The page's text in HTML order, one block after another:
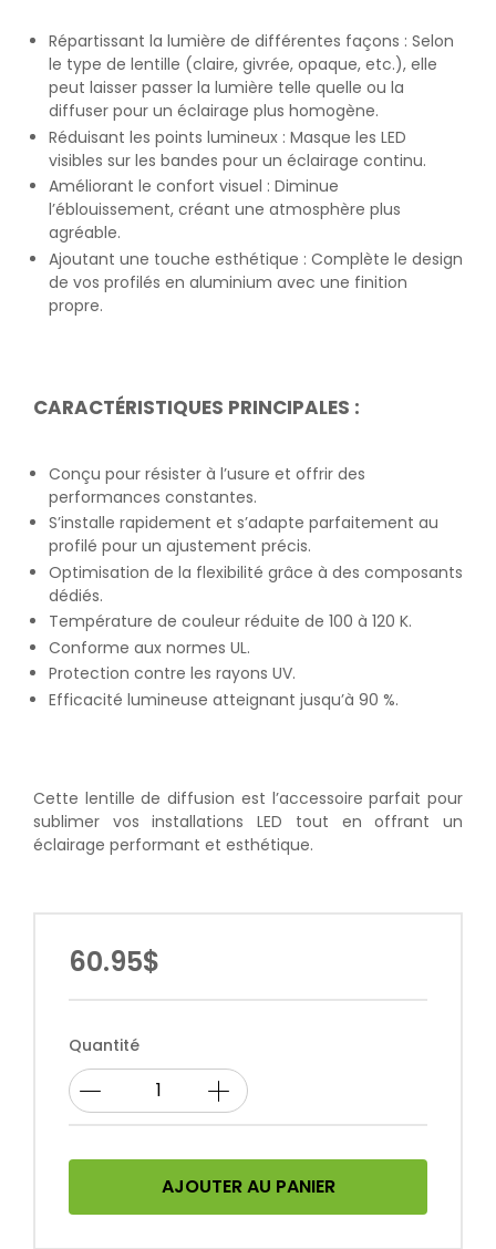
Répartissant la lumière de différentes façons : Selon
le type de lentille (claire, givrée, opaque, etc.), elle
peut laisser passer la lumière telle quelle ou la
diffuser pour un éclairage plus homogène.
Réduisant les points lumineux : Masque les LED
visibles sur les bandes pour un éclairage continu.
Améliorant le confort visuel : Diminue
l’éblouissement, créant une atmosphère plus
agréable.
Ajoutant une touche esthétique : Complète le design
de vos profilés en aluminium avec une finition
propre.
CARACTÉRISTIQUES PRINCIPALES :
Conçu pour résister à l’usure et offrir des
performances constantes.
S’installe rapidement et s’adapte parfaitement au
profilé pour un ajustement précis.
Optimisation de la flexibilité grâce à des composants
dédiés.
Température de couleur réduite de 100 à 120 K.
Conforme aux normes UL.
Protection contre les rayons UV.
Efficacité lumineuse atteignant jusqu’à 90 %.
Cette lentille de diffusion est l’accessoire parfait pour
sublimer vos installations LED tout en offrant un
éclairage performant et esthétique.
60.95$
Quantité
AJOUTER AU PANIER